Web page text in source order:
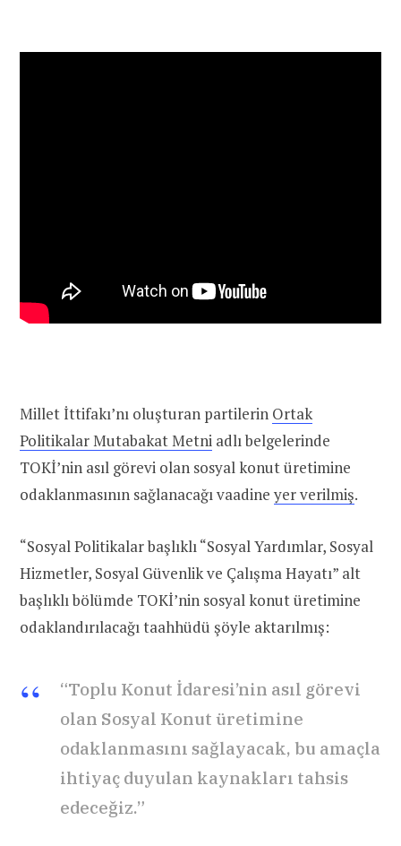
Millet İttifakı’nı oluşturan partilerin Ortak
Politikalar Mutabakat Metni adlı belgelerinde
TOKİ’nin asıl görevi olan sosyal konut üretimine
odaklanmasının sağlanacağı vaadine yer verilmiş.
“Sosyal Politikalar başlıklı “Sosyal Yardımlar, Sosyal
Hizmetler, Sosyal Güvenlik ve Çalışma Hayatı” alt
başlıklı bölümde TOKİ’nin sosyal konut üretimine
odaklandırılacağı taahhüdü şöyle aktarılmış:
“Toplu Konut İdaresi’nin asıl görevi
olan Sosyal Konut üretimine
odaklanmasını sağlayacak, bu amaçla
ihtiyaç duyulan kaynakları tahsis
edeceğiz.”